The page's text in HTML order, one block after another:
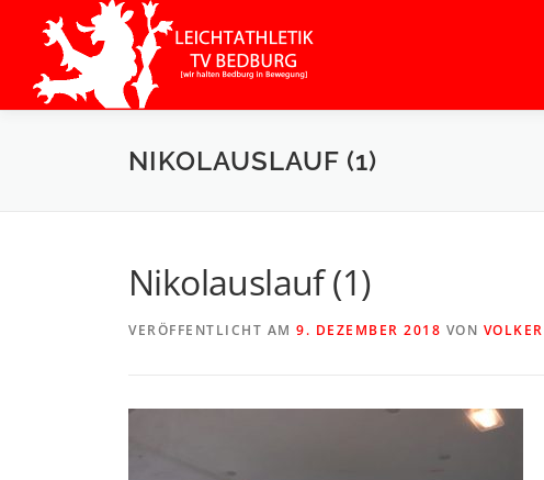
Inhalt
springen
NIKOLAUSLAUF (1)
Nikolauslauf (1)
VERÖFFENTLICHT AM 9. DEZEMBER 2018 VON VOLKER